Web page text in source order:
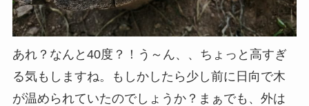
あれ？なんと40度？！う～ん、、ちょっと高すぎ
る気もしますね。もしかしたら少し前に日向で木
が温められていたのでしょうか？まぁでも、外は